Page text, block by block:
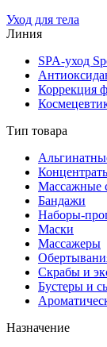
Уход для тела
Линия
SPA-уход
Коррекция
Тип товара
Массажные
Бандажи
Наборы-
Маски
Массажеры
Скрабы и
Бустеры и
Назначение